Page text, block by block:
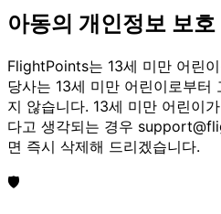
아동의 개인정보 보호
FlightPoints는 13세 미만 어린
당사는 13세 미만 어린이로부터
지 않습니다. 13세 미만 어린이
다고 생각되는 경우
면 즉시 삭제해 드리겠습니다.
🛡️